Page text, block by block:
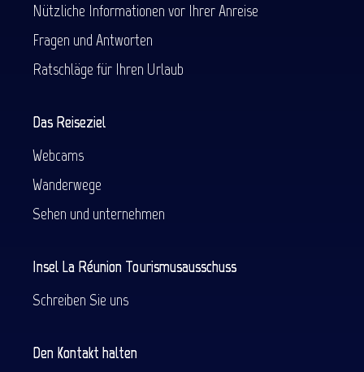
Nützliche Informationen vor Ihrer Anreise
Fragen und Antworten
Ratschläge für Ihren Urlaub
Das Reiseziel
Webcams
Wanderwege
Sehen und unternehmen
Insel La Réunion Tourismusausschuss
Schreiben Sie uns
Den Kontakt halten